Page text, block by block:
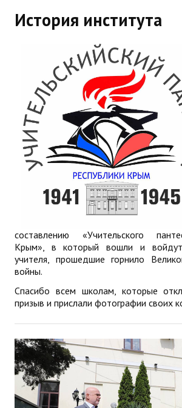
"Боевая" русистика
АНОНСЫ
ИНСТИТУТ
Противодействие коррупции
В ПОМОЩЬ УЧИТЕЛЮ
Организация УВП
Карта ГИА РК
Советуем прочитать
Готовимся к новому учебному году
Профессиональная переподготовка
Повышение квалификации
КОНТАКТЫ
История института
составлению «Учительского
Крым», в который вошли и
учителя, прошедшие горнило
войны.
Спасибо всем школам, которые
призыв и прислали фотографии своих